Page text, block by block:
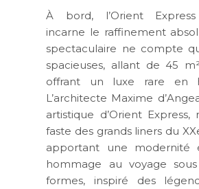
À bord, l’Orient Express
incarne le raffinement
spectaculaire ne compte
spacieuses, allant de 45
offrant un luxe rare en
L’architecte Maxime
artistique d’Orient Express,
faste des grands liners du
apportant une modernité
hommage au voyage
formes, inspiré des